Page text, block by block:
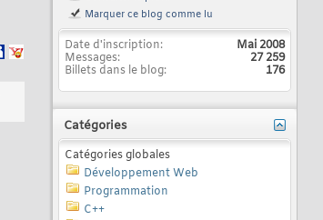
Marquer ce blog comme lu
Date d'inscription
Mai 2008
Messages
27 259
Billets dans le blog
176
Catégories
Catégories globales
Développement Web
Programmation
C++